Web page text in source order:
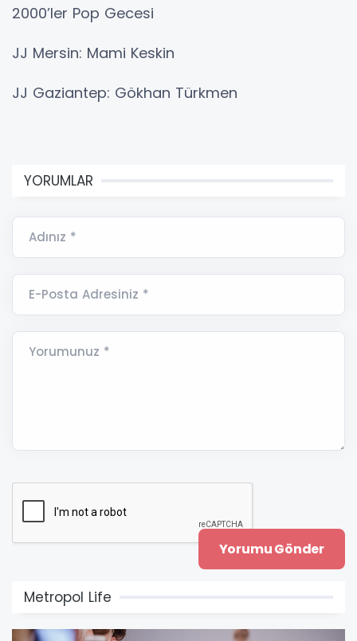
2000’ler Pop Gecesi
JJ Mersin: Mami Keskin
JJ Gaziantep: Gökhan Türkmen
YORUMLAR
Adınız *
E-Posta Adresiniz *
Yorumunuz *
Metropol Life